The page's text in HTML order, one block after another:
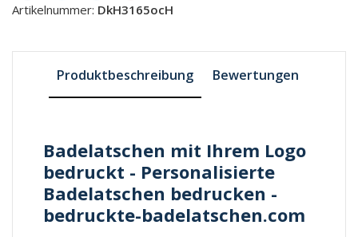
Artikelnummer: DkH3165ocH
Produktbeschreibung Bewertungen
Badelatschen mit Ihrem Logo
bedruckt - Personalisierte
Badelatschen bedrucken -
bedruckte-badelatschen.com